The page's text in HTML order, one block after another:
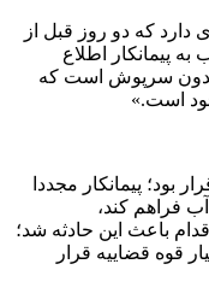
که دو روز قبل از
پیمانکار اطلاع
بدون سرپوش است که
است.»
بود؛ پیمانکار مجددا
فراهم کند،
تاخیر در اقدام باعث این حادثه شد؛
قوه قضاییه قرار